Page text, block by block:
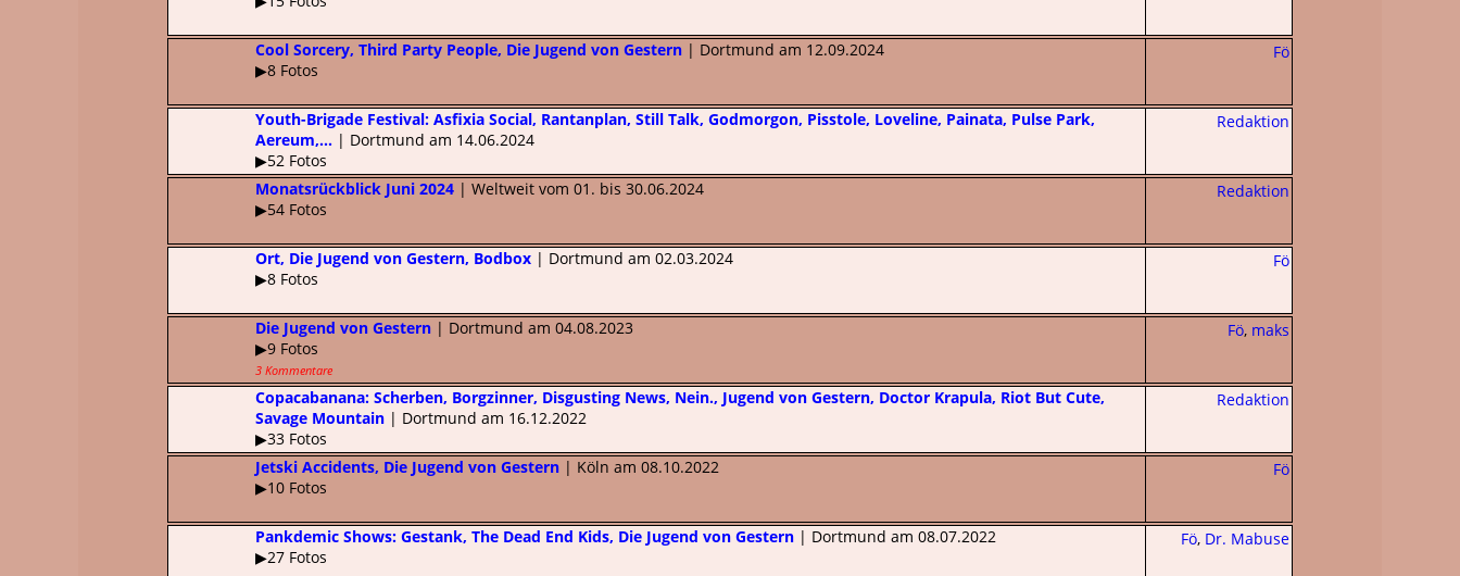
Fö
Cool Sorcery, Third Party People, Die Jugend von Gestern | Dortmund am 12.09.2024
▶8 Fotos
Redaktion
Youth-Brigade Festival: Asfixia Social, Rantanplan, Still Talk, Godmorgon, Pisstole, Loveline, Painata, Pulse Park,
Aereum,... | Dortmund am 14.06.2024
▶52 Fotos
Redaktion
Monatsrückblick Juni 2024 | Weltweit vom 01. bis 30.06.2024
▶54 Fotos
Fö
Ort, Die Jugend von Gestern, Bodbox | Dortmund am 02.03.2024
▶8 Fotos
Fö, maks
Die Jugend von Gestern | Dortmund am 04.08.2023
▶9 Fotos
3 Kommentare
Redaktion
Copacabanana: Scherben, Borgzinner, Disgusting News, Nein., Jugend von Gestern, Doctor Krapula, Riot But Cute,
Savage Mountain | Dortmund am 16.12.2022
▶33 Fotos
Fö
Jetski Accidents, Die Jugend von Gestern | Köln am 08.10.2022
▶10 Fotos
Fö, Dr. Mabuse
Pankdemic Shows: Gestank, The Dead End Kids, Die Jugend von Gestern | Dortmund am 08.07.2022
▶27 Fotos